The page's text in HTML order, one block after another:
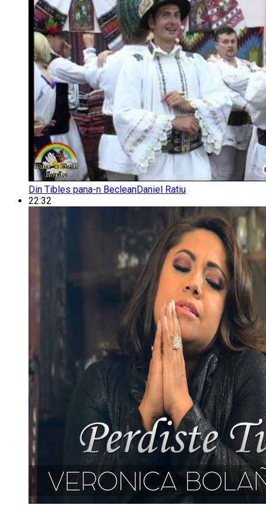
Din Tibles pana-n BecleanDaniel Ratiu
22:32